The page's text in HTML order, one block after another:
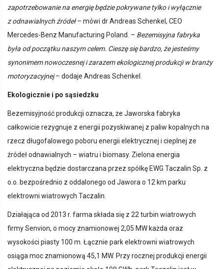
zapotrzebowanie na energię będzie pokrywane tylko i wyłącznie
z odnawialnych źródeł– mówi dr Andreas Schenkel, CEO
Mercedes-Benz Manufacturing Poland. – Bezemisyjna fabryka
była od początku naszym celem. Cieszę się bardzo, że jesteśmy
synonimem nowoczesnej i zarazem ekologicznej produkcji w branży
motoryzacyjnej– dodaje Andreas Schenkel.
Ekologicznie i po sąsiedzku
Bezemisyjność produkcji oznacza, że Jaworska fabryka
całkowicie rezygnuje z energii pozyskiwanej z paliw kopalnych na
rzecz długofalowego poboru energii elektrycznej i cieplnej ze
źródeł odnawialnych – wiatru i biomasy. Zielona energia
elektryczna będzie dostarczana przez spółkę EWG Taczalin Sp. z
o.o. bezpośrednio z oddalonego od Jawora o 12 km parku
elektrowni wiatrowych Taczalin.
Działająca od 2013 r. farma składa się z 22 turbin wiatrowych
firmy Senvion, o mocy znamionowej 2,05 MW każda oraz
wysokości piasty 100 m. Łącznie park elektrowni wiatrowych
osiąga moc znamionową 45,1 MW. Przy rocznej produkcji energii